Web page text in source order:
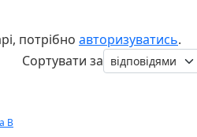
потрібно авторизуватись.
Сортувати за
B